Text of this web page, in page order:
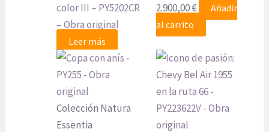
color III – PY5202CR
– Obra original
Leer más
2.900,00€
Añadir
al carrito
Colección Natura
Essentia